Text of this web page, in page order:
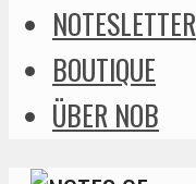
NOTESLETTER
BOUTIQUE
ÜBER NOB